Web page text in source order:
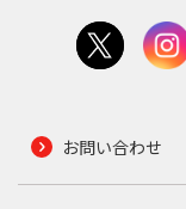
お問い合わせ